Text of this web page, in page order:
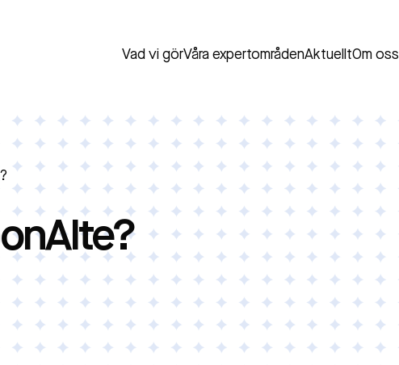
Vad vi görVåra expertområdenAktuelltOm oss